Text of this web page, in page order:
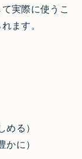
実際に使うこ
ます。
る）
に）